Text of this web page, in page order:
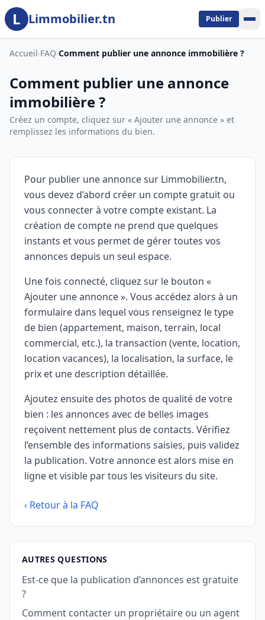
Aller au contenu principal
L Limmobilier.tn Publier
Accueil›FAQ›Comment publier une annonce immobilière ?
Comment publier une annonce
immobilière ?
Créez un compte, cliquez sur « Ajouter une annonce » et
remplissez les informations du bien.
Pour publier une annonce sur Limmobilier.tn,
vous devez d’abord créer un compte gratuit ou
vous connecter à votre compte existant. La
création de compte ne prend que quelques
instants et vous permet de gérer toutes vos
annonces depuis un seul espace.
Une fois connecté, cliquez sur le bouton «
Ajouter une annonce ». Vous accédez alors à un
formulaire dans lequel vous renseignez le type
de bien (appartement, maison, terrain, local
commercial, etc.), la transaction (vente, location,
location vacances), la localisation, la surface, le
prix et une description détaillée.
Ajoutez ensuite des photos de qualité de votre
bien : les annonces avec de belles images
reçoivent nettement plus de contacts. Vérifiez
l’ensemble des informations saisies, puis validez
la publication. Votre annonce est alors mise en
ligne et visible par tous les visiteurs du site.
‹ Retour à la FAQ
AUTRES QUESTIONS
Est-ce que la publication d’annonces est gratuite
?
Comment contacter un propriétaire ou un agent